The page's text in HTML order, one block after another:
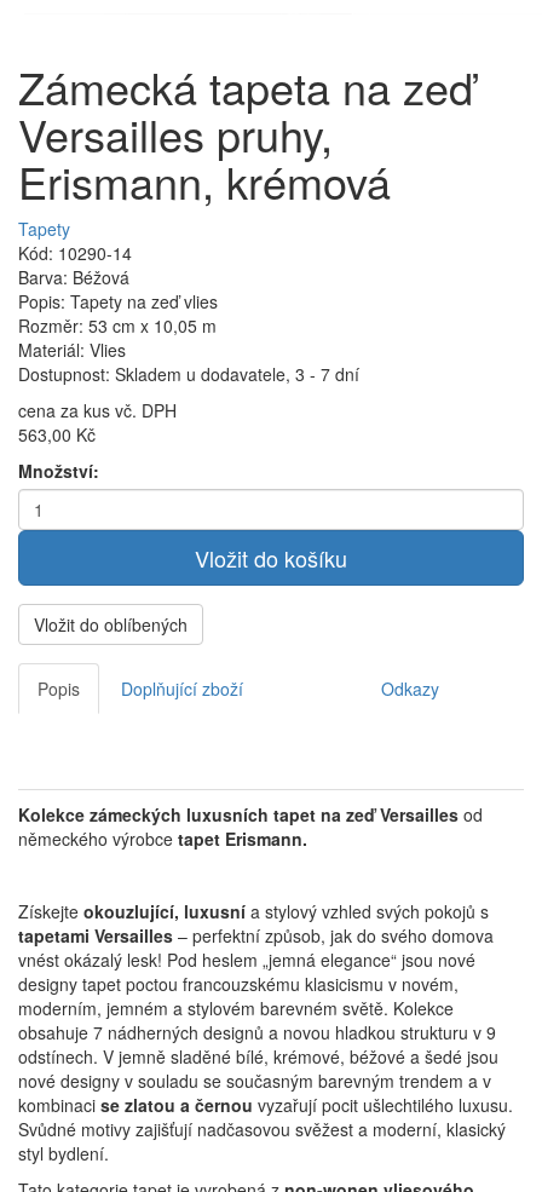
Zámecká tapeta na zeď
Versailles pruhy,
Erismann, krémová
Tapety
Kód: 10290-14
Barva: Béžová
Popis: Tapety na zeď vlies
Rozměr: 53 cm x 10,05 m
Materiál: Vlies
Dostupnost: Skladem u dodavatele, 3 - 7 dní
cena za kus vč. DPH
563,00 Kč
Množství:
Vložit do oblíbených
Popis Doplňující zboží Odkazy
Kolekce zámeckých luxusních tapet na zeď Versailles od
německého výrobce tapet Erismann.
Získejte okouzlující, luxusní a stylový vzhled svých pokojů s
tapetami Versailles – perfektní způsob, jak do svého domova
vnést okázalý lesk! Pod heslem „jemná elegance“ jsou nové
designy tapet poctou francouzskému klasicismu v novém,
moderním, jemném a stylovém barevném světě. Kolekce
obsahuje 7 nádherných designů a novou hladkou strukturu v 9
odstínech. V jemně sladěné bílé, krémové, béžové a šedé jsou
nové designy v souladu se současným barevným trendem a v
kombinaci se zlatou a černou vyzařují pocit ušlechtilého luxusu.
Svůdné motivy zajišťují nadčasovou svěžest a moderní, klasický
styl bydlení.